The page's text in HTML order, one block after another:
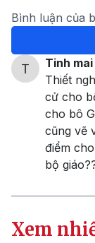
Bình luận của
Tinh mai
Thiết
cử cho
cho bô
cũng vẽ
điểm
bộ
Xem